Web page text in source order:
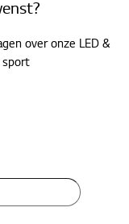
over onze LED &
sport